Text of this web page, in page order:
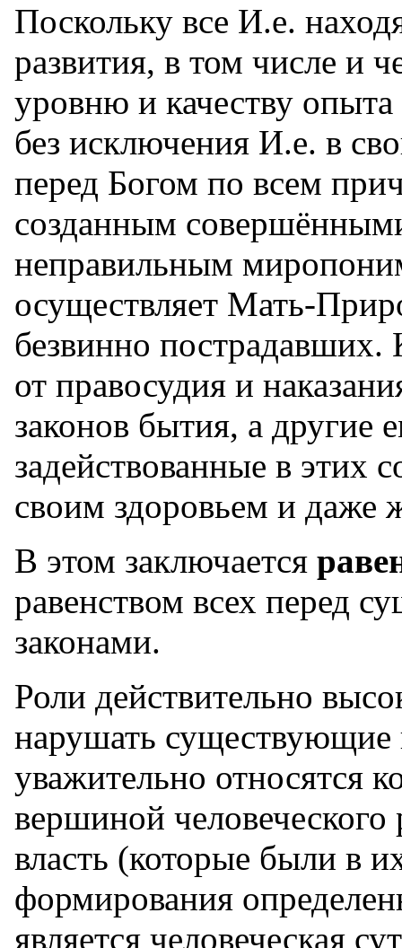
Поскольку все И.е.
развития, в том числе и
уровню и качеству
без исключения И.е. в
перед Богом по всем
созданным
неправильным
осуществляет Мать-
безвинно пострадавших.
от правосудия и
законов бытия, а другие
задействованные в этих
своим здоровьем и даже
В этом заключается
равенством всех перед
законами.
Роли действительно
нарушать существующие
уважительно относятся
вершиной человеческого
власть (которые были в
формирования
является человеческая